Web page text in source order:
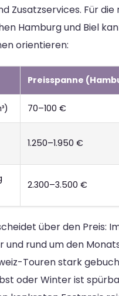
Zusatzservices. Für die
Hamburg und Biel
orientieren:
Preisspanne
70–100 €
1.250–1.950 €
2.300–3.500 €
über den Preis:
und rund um den
Touren stark
oder Winter ist